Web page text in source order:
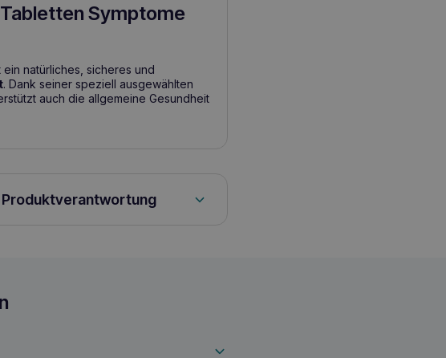
Symptome
natürliches, sicheres und
. Dank seiner speziell ausgewählten
auch die allgemeine Gesundheit